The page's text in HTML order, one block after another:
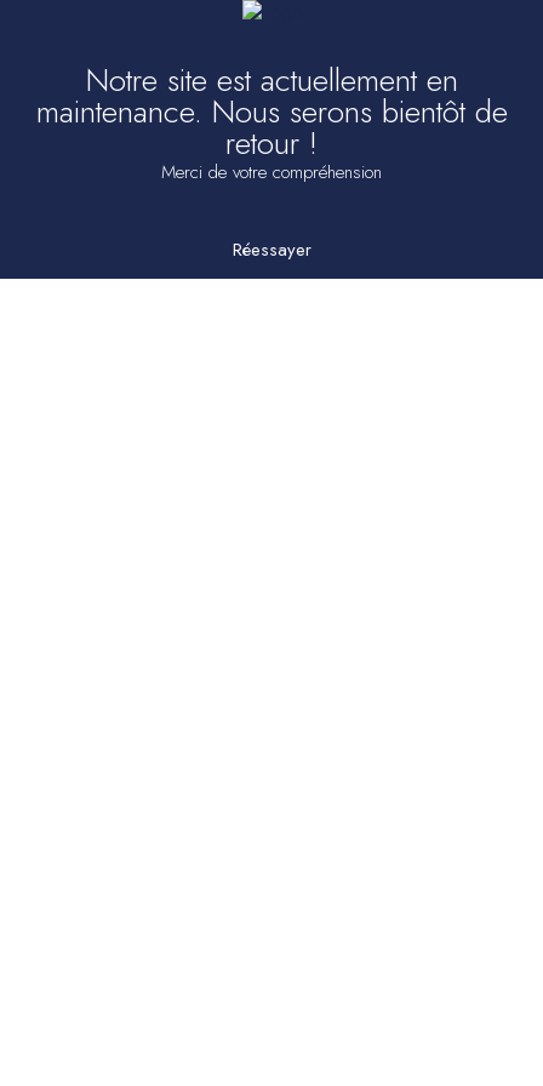
Notre site est actuellement en
maintenance. Nous serons bientôt de
retour !
Merci de votre compréhension
Réessayer